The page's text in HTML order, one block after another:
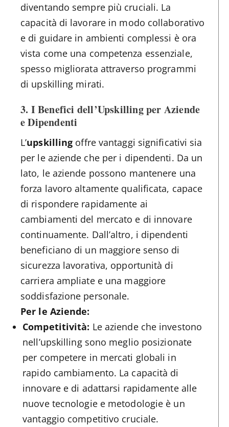
diventando sempre più cruciali. La
capacità di lavorare in modo collaborativo
e di guidare in ambienti complessi è ora
vista come una competenza essenziale,
spesso migliorata attraverso programmi
di upskilling mirati.
3. I Benefici dell’Upskilling per Aziende
e Dipendenti
L’upskilling offre vantaggi significativi sia
per le aziende che per i dipendenti. Da un
lato, le aziende possono mantenere una
forza lavoro altamente qualificata, capace
di rispondere rapidamente ai
cambiamenti del mercato e di innovare
continuamente. Dall’altro, i dipendenti
beneficiano di un maggiore senso di
sicurezza lavorativa, opportunità di
carriera ampliate e una maggiore
soddisfazione personale.
Per le Aziende:
Competitività: Le aziende che investono
nell’upskilling sono meglio posizionate
per competere in mercati globali in
rapido cambiamento. La capacità di
innovare e di adattarsi rapidamente alle
nuove tecnologie e metodologie è un
vantaggio competitivo cruciale.